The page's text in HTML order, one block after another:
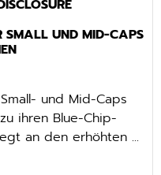
SMALL UND MID-CAPS
und Mid-Caps
ihren Blue-Chip-
an den erhöhten ...